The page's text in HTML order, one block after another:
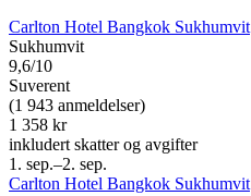
Carlton Hotel Bangkok Sukhumvit
Sukhumvit
9,6/10
Suverent
(1 943 anmeldelser)
1 358 kr
inkludert skatter og avgifter
1. sep.–2. sep.
Carlton Hotel Bangkok Sukhumvit